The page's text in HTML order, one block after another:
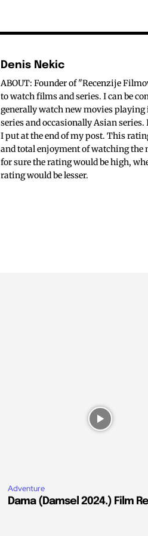
Denis Nekic
ABOUT: Founder of "Recenzije
to watch films and series. I can be
generally watch new movies
series and occasionally Asian
I put at the end of my post. This
and total enjoyment of watching the
for sure the rating would be high,
rating would be lesser.
Adventure
Dama (Damsel 2024.) Film